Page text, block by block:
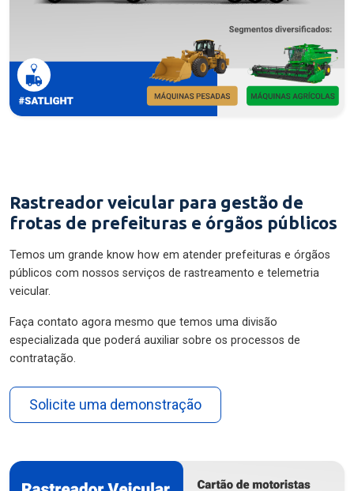
Rastreador veicular para gestão de
frotas de prefeituras e órgãos públicos
Temos um grande know how em atender prefeituras e órgãos
públicos com nossos serviços de rastreamento e telemetria
veicular.
Faça contato agora mesmo que temos uma divisão
especializada que poderá auxiliar sobre os processos de
contratação.
Solicite uma demonstração